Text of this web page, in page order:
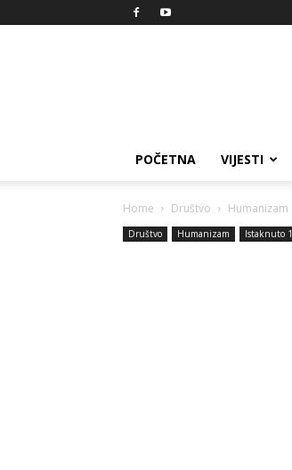
POČETNA VIJESTI
Home Društvo Humanizam
Društvo Humanizam Istaknuto 1